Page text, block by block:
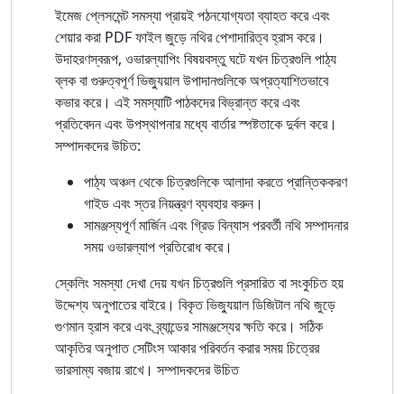
ইমেজ প্লেসমেন্ট সমস্যা প্রায়ই পঠনযোগ্যতা ব্যাহত করে এবং
শেয়ার করা PDF ফাইল জুড়ে নথির পেশাদারিত্ব হ্রাস করে।
উদাহরণস্বরূপ, ওভারল্যাপিং বিষয়বস্তু ঘটে যখন চিত্রগুলি পাঠ্য
ব্লক বা গুরুত্বপূর্ণ ভিজ্যুয়াল উপাদানগুলিকে অপ্রত্যাশিতভাবে
কভার করে। এই সমস্যাটি পাঠকদের বিভ্রান্ত করে এবং
প্রতিবেদন এবং উপস্থাপনার মধ্যে বার্তার স্পষ্টতাকে দুর্বল করে।
সম্পাদকদের উচিত:
পাঠ্য অঞ্চল থেকে চিত্রগুলিকে আলাদা করতে প্রান্তিককরণ
গাইড এবং স্তর নিয়ন্ত্রণ ব্যবহার করুন।
সামঞ্জস্যপূর্ণ মার্জিন এবং গ্রিড বিন্যাস পরবর্তী নথি সম্পাদনার
সময় ওভারল্যাপ প্রতিরোধ করে।
স্কেলিং সমস্যা দেখা দেয় যখন চিত্রগুলি প্রসারিত বা সংকুচিত হয়
উদ্দেশ্য অনুপাতের বাইরে। বিকৃত ভিজ্যুয়াল ডিজিটাল নথি জুড়ে
গুণমান হ্রাস করে এবং ব্র্যান্ডের সামঞ্জস্যের ক্ষতি করে। সঠিক
আকৃতির অনুপাত সেটিংস আকার পরিবর্তন করার সময় চিত্রের
ভারসাম্য বজায় রাখে। সম্পাদকদের উচিত